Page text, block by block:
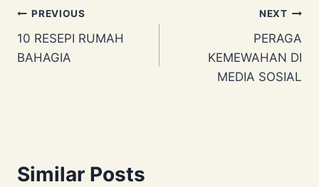
Post
navigation
PREVIOUS
10 RESEPI RUMAH
BAHAGIA
NEXT
PERAGA
KEMEWAHAN DI
MEDIA SOSIAL
Similar Posts